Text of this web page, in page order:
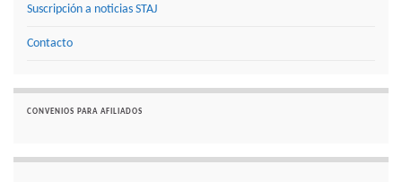
Suscripción a noticias STAJ
Contacto
CONVENIOS PARA AFILIADOS